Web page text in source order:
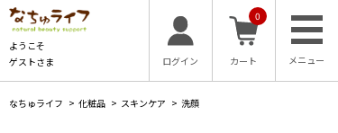
ようこそ
ゲストさま
ログイン
0
カート
なちゅライフ > 化粧品 > スキンケア > 洗顔